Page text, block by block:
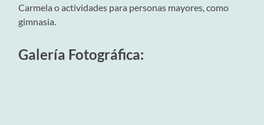
Carmela o actividades para personas mayores, como
gimnasia.
Galería Fotográfica: